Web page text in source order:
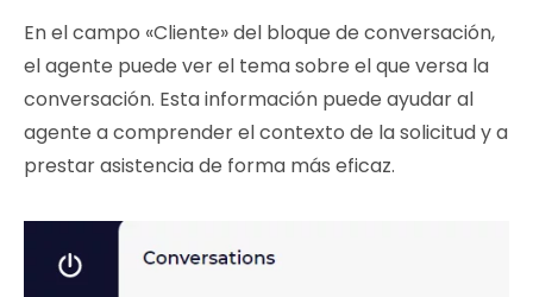
En el campo «Cliente» del bloque de conversación,
el agente puede ver el tema sobre el que versa la
conversación. Esta información puede ayudar al
agente a comprender el contexto de la solicitud y a
prestar asistencia de forma más eficaz.